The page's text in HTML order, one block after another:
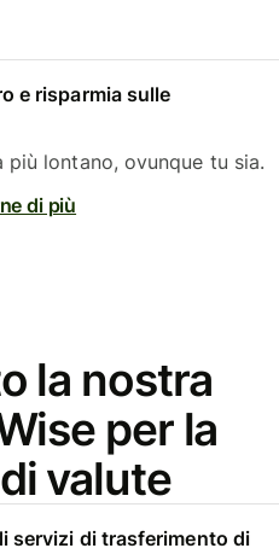
e risparmia sulle
lontano, ovunque tu sia.
di più
la nostra
per la
valute
servizi di trasferimento di